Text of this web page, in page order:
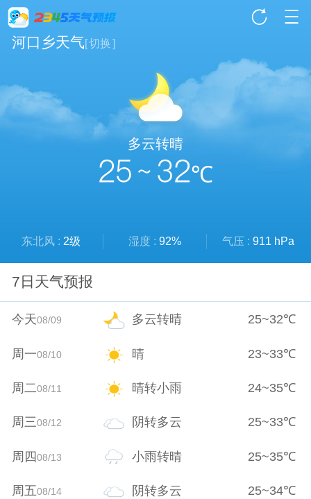
河口乡天气[切换]
多云转晴
25 ~ 32℃
东北风 : 2级 湿度 : 92% 气压 : 911 hPa
7日天气预报
今天08/09 多云转晴 25~32℃
周一08/10 晴 23~33℃
周二08/11 晴转小雨 24~35℃
周三08/12 阴转多云 25~33℃
周四08/13 小雨转晴 25~35℃
周五08/14 阴转多云 25~34℃